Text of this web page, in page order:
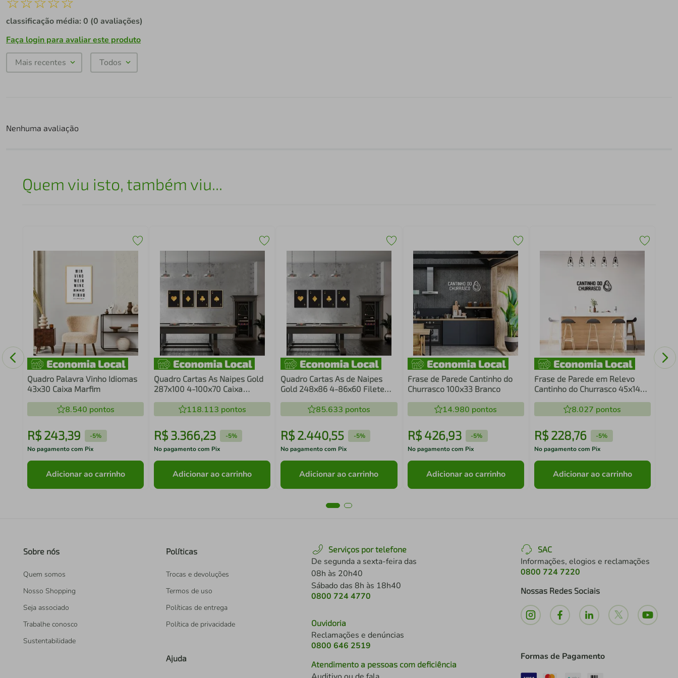
classificação média: 0 (0 avaliações)
Faça login para avaliar este produto
Mais recentes Todos
Nenhuma avaliação
Quem viu isto, também viu...
Quadro Palavra Vinho Idiomas
43x30 Caixa Marfim
8.540 pontos
R$ 243,39 -5%
No pagamento com Pix
Adicionar ao carrinho
Quadro Cartas As Naipes Gold
287x100 4-100x70 Caixa
118.113 pontos
R$ 3.366,23 -5%
No pagamento com Pix
Adicionar ao carrinho
Quadro Cartas As de Naipes
Gold 248x86 4-86x60 Filete
85.633 pontos
R$2.440,55 -5%
No pagamento com Pix
Adicionar ao carrinho
Frase de Parede Cantinho do
Churrasco 100x33 Branco
14.980 pontos
R$ 426,93 -5%
No pagamento com Pix
Adicionar ao carrinho
Frase de Parede em Relevo
Cantinho do Churrasco 45x14
8.027 pontos
R$ 228,76 -5%
No pagamento com Pix
Adicionar ao carrinho
Sobre nós
Quem somos
Nosso Shopping
Seja associado
Trabalhe conosco
Sustentabilidade
Políticas
Trocas e devoluções
Termos de uso
Políticas de entrega
Política de privacidade
Ajuda
Serviços por telefone
De segunda a sexta-feira das
08h às 20h40
Sábado das 8h às 18h40
0800 724 4770
Ouvidoria
Reclamações e denúncias
0800 646 2519
Atendimento a pessoas com deficiência
SAC
Informações, elogios e reclamações
0800 724 7220
Nossas Redes Sociais
Formas de Pagamento